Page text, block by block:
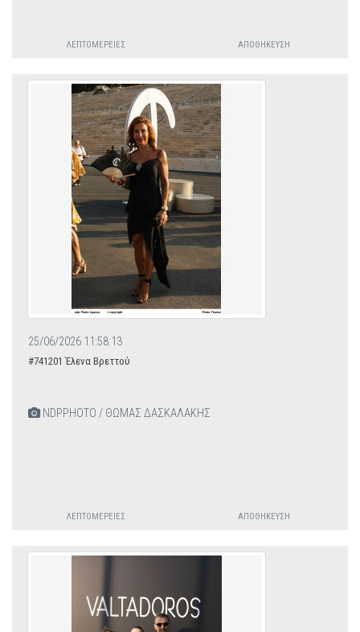
ΛΕΠΤΟΜΈΡΕΙΕΣ ΑΠΟΘΉΚΕΥΣΗ
25/06/2026 11:58:13
#741201 Έλενα Βρεττού
NDPPHOTO / ΘΩΜΑΣ ΔΑΣΚΑΛΑΚΗΣ
ΛΕΠΤΟΜΈΡΕΙΕΣ ΑΠΟΘΉΚΕΥΣΗ